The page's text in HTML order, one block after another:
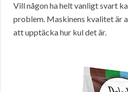
Vill någon ha helt vanligt svart
problem. Maskinens kvalitet är
att upptäcka hur kul det är.